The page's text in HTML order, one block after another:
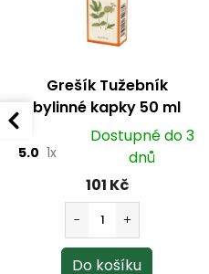
Grešík Tužebník
bylinné kapky 50 ml
5.0 1x
Dostupné do 3
dnů
101 Kč